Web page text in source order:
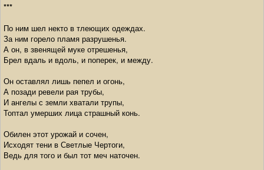
***
По ним шел некто в тлеющих одеждах.
За ним горело пламя разрушенья.
А он, в звенящей муке отрешенья,
Брел вдаль и вдоль, и поперек, и между.
Он оставлял лишь пепел и огонь,
А позади ревели рая трубы,
И ангелы с земли хватали трупы,
Топтал умерших лица страшный конь.
Обилен этот урожай и сочен,
Исходят тени в Светлые Чертоги,
Ведь для того и был тот меч наточен.